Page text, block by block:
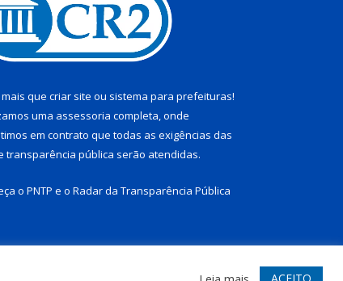
que criar site ou sistema para prefeituras!
uma assessoria completa, onde
em contrato que todas as exigências das
transparência pública serão atendidas.
o PNTP e o Radar da Transparência Pública
Acessar Webmail ACEITO